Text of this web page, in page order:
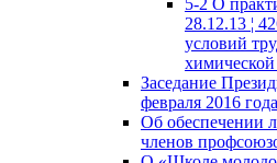
28.12.13 ¦
условий
Заседание
февраля 2016 года
Об обеспечении
членов